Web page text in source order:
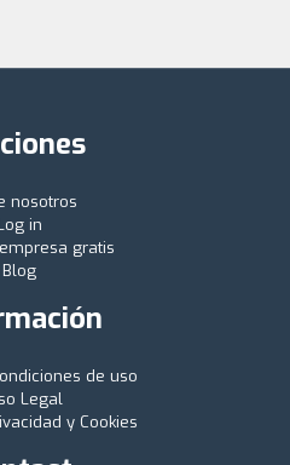
nosotros
in
gratis
Blog
de uso
Legal
y Cookies